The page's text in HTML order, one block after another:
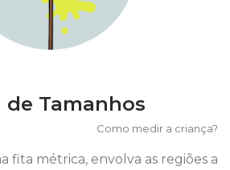
de Tamanhos
Como medir a criança?
fita métrica, envolva as regiões a